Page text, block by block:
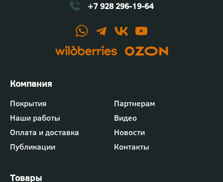
+7 928 296-19-64
Футер
-
меню
"Компания"
Покрытия
Партнерам
Наши работы
Видео
Оплата и доставка
Новости
Публикации
Контакты